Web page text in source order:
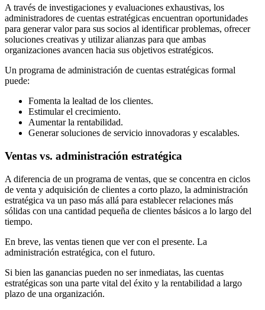
A través de investigaciones y evaluaciones exhaustivas, los
administradores de cuentas estratégicas encuentran oportunidades
para generar valor para sus socios al identificar problemas, ofrecer
soluciones creativas y utilizar alianzas para que ambas
organizaciones avancen hacia sus objetivos estratégicos.
Un programa de administración de cuentas estratégicas formal
puede:
Fomenta la lealtad de los clientes.
Estimular el crecimiento.
Aumentar la rentabilidad.
Generar soluciones de servicio innovadoras y escalables.
Ventas vs. administración estratégica
A diferencia de un programa de ventas, que se concentra en ciclos
de venta y adquisición de clientes a corto plazo, la administración
estratégica va un paso más allá para establecer relaciones más
sólidas con una cantidad pequeña de clientes básicos a lo largo del
tiempo.
En breve, las ventas tienen que ver con el presente. La
administración estratégica, con el futuro.
Si bien las ganancias pueden no ser inmediatas, las cuentas
estratégicas son una parte vital del éxito y la rentabilidad a largo
plazo de una organización.